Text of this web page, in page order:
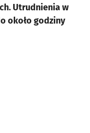
Utrudnienia w
około godziny